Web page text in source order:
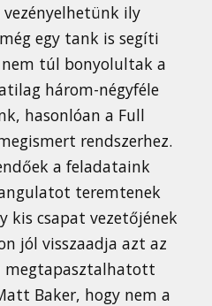
ily
egy tank is segíti
nem túl bonyolultak a
három-négyféle
hasonlóan a Full
rendszerhez.
a feladataink
teremtenek
kis csapat vezetőjének
jól visszaadja azt az
megtapasztalhatott
Baker, hogy nem a